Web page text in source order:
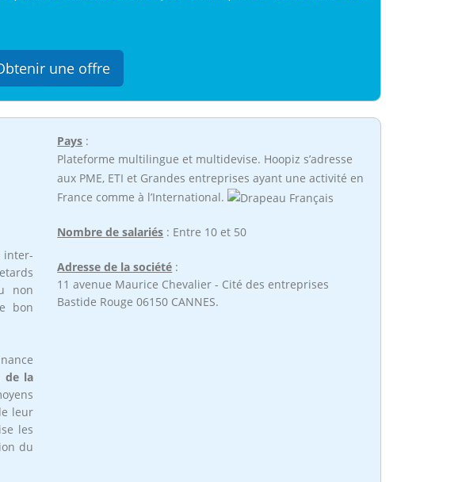
une offre
inter-
non
bon
de la
leur
les
du
Pays :
Plateforme multilingue et multidevise. Hoopiz s’adresse
aux PME, ETI et Grandes entreprises ayant une activité en
France comme à l’International.
Nombre de salariés : Entre 10 et 50
Adresse de la société :
11 avenue Maurice Chevalier - Cité des entreprises
Bastide Rouge 06150 CANNES.